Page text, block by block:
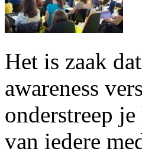
Het is zaak
awareness
onderstreep
van iedere